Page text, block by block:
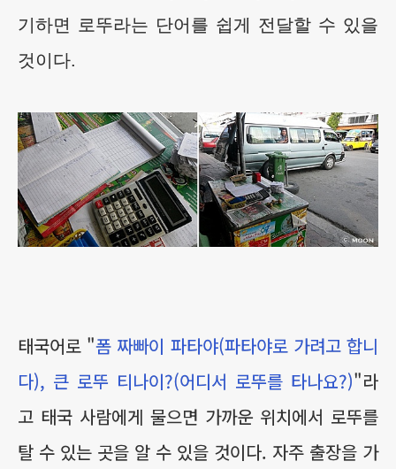
기하면 로뚜라는 단어를 쉽게 전달할 수 있을
것이다.
태국어로 "폼 짜빠이 파타야(파타야로 가려고 합니
다), 큰 로뚜 티나이?(어디서 로뚜를 타나요?)"라
고 태국 사람에게 물으면 가까운 위치에서 로뚜를
탈 수 있는 곳을 알 수 있을 것이다. 자주 출장을 가